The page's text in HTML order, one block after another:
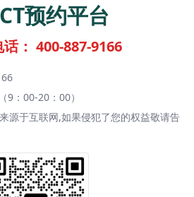
预约平台
： 400-887-9166
9：00-20：00）
源于互联网,如果侵犯了您的权益敬请告